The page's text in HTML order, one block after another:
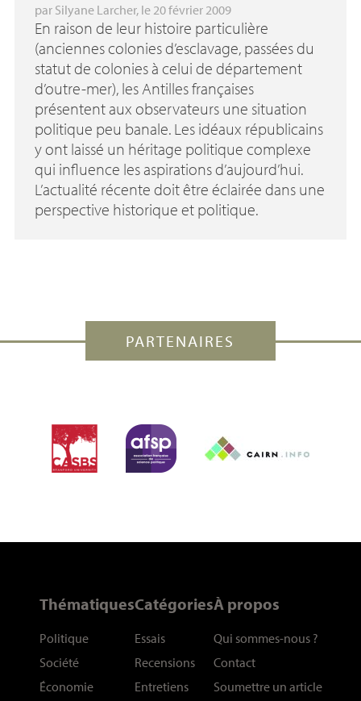
par Silyane Larcher, le 20 février 2009
En raison de leur histoire particulière
(anciennes colonies d’esclavage, passées du
statut de colonies à celui de département
d’outre-mer), les Antilles françaises
présentent aux observateurs une situation
politique peu banale. Les idéaux républicains
y ont laissé un héritage politique complexe
qui influence les aspirations d’aujourd’hui.
L’actualité récente doit être éclairée dans une
perspective historique et politique.
PARTENAIRES
Thématiques
Politique
Société
Économie
Catégories
Essais
Recensions
Entretiens
À propos
Qui sommes-nous ?
Contact
Soumettre un article